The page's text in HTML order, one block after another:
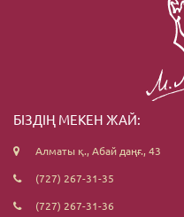
БІЗДІҢ МЕКЕН ЖАЙ:
Алматы қ., Абай даңғ., 43
(727) 267-31-35
(727) 267-31-36